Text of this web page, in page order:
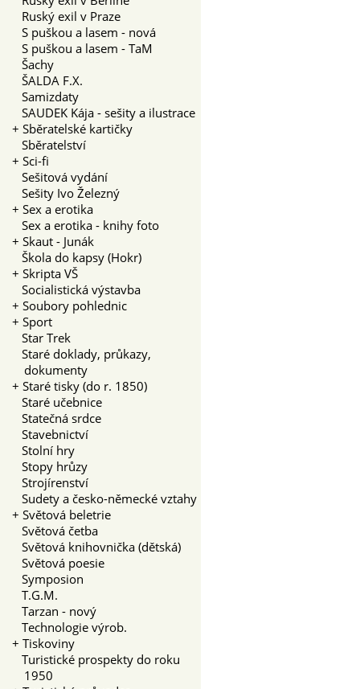
Ruský exil v Praze
S puškou a lasem - nová
S puškou a lasem - TaM
Šachy
ŠALDA F.X.
Samizdaty
SAUDEK Kája - sešity a ilustrace
+ Sběratelské kartičky
Sběratelství
+ Sci-fi
Sešitová vydání
Sešity Ivo Železný
+ Sex a erotika
Sex a erotika - knihy foto
+ Skaut - Junák
Škola do kapsy (Hokr)
+ Skripta VŠ
Socialistická výstavba
+ Soubory pohlednic
+ Sport
Star Trek
Staré doklady, průkazy,
dokumenty
+ Staré tisky (do r. 1850)
Staré učebnice
Statečná srdce
Stavebnictví
Stolní hry
Stopy hrůzy
Strojírenství
Sudety a česko-německé vztahy
+ Světová beletrie
Světová četba
Světová knihovnička (dětská)
Světová poesie
Symposion
T.G.M.
Tarzan - nový
Technologie výrob.
+ Tiskoviny
Turistické prospekty do roku
1950